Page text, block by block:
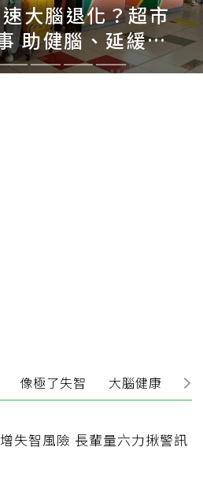
大腦退化？超市
助健腦、延緩老
像極了失智 大腦健康 新
失智風險 長輩量六力揪警訊